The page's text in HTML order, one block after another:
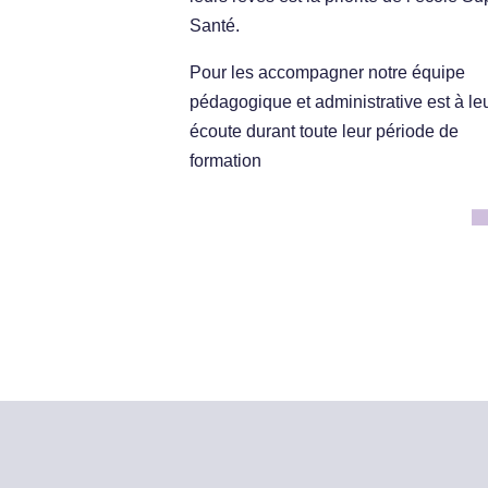
Santé.
Pour les accompagner notre équipe
pédagogique et administrative est à
écoute durant toute leur période de
formation